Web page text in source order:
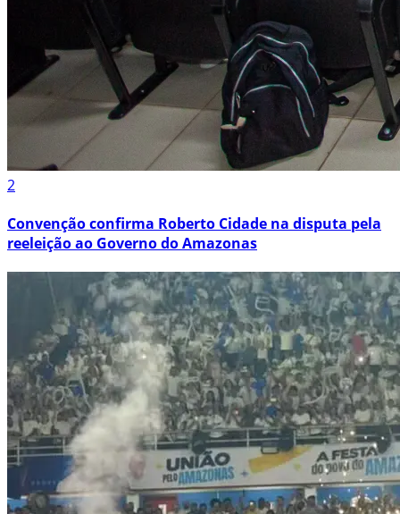
2
Convenção confirma Roberto Cidade na disputa pela
reeleição ao Governo do Amazonas